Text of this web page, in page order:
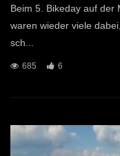
Beim 5. Bikeday auf der
waren wieder viele
sch...
685 6